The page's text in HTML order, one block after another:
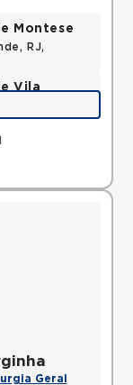
Montese
RJ,
Vila
Vila
Geral